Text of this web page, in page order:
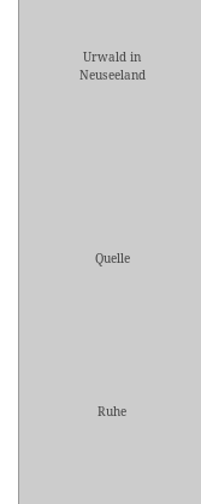
Urwald in
Neuseeland
Quelle
Ruhe